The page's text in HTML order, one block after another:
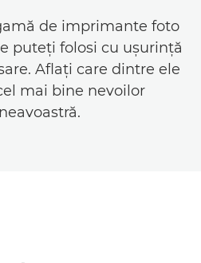
de imprimante foto
puteţi folosi cu uşurinţă
Aflaţi care dintre ele
mai bine nevoilor